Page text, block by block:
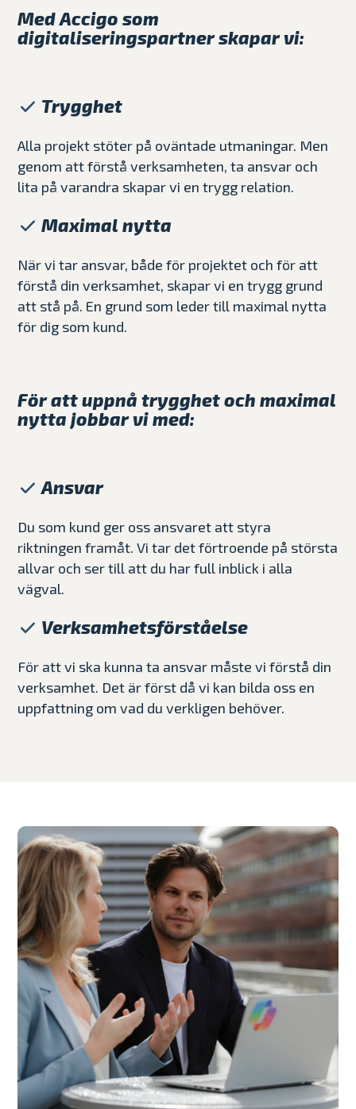
Med Accigo som
digitaliseringspartner skapar vi:
Trygghet
Alla projekt stöter på oväntade utmaningar. Men
genom att förstå verksamheten, ta ansvar och
lita på varandra skapar vi en trygg relation.
Maximal nytta
När vi tar ansvar, både för projektet och för att
förstå din verksamhet, skapar vi en trygg grund
att stå på. En grund som leder till maximal nytta
för dig som kund.
För att uppnå trygghet och maximal
nytta jobbar vi med:
Ansvar
Du som kund ger oss ansvaret att styra
riktningen framåt. Vi tar det förtroende på största
allvar och ser till att du har full inblick i alla
vägval.
Verksamhetsförståelse
För att vi ska kunna ta ansvar måste vi förstå din
verksamhet. Det är först då vi kan bilda oss en
uppfattning om vad du verkligen behöver.